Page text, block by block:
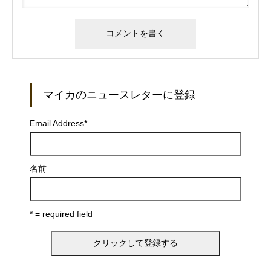
マイカのニュースレターに登録
Email Address*
名前
* = required field